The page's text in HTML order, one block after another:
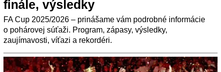
finále, výsledky
FA Cup 2025/2026 – prinášame vám podrobné informácie
o pohárovej súťaži. Program, zápasy, výsledky,
zaujímavosti, víťazi a rekordéri.